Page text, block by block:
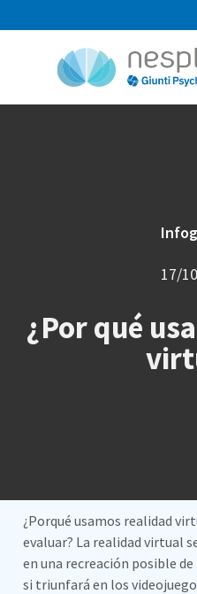
17/
¿Por qué
¿Porqué usamos realidad
evaluar? La realidad virtual
en una recreación posible
si triunfará en los